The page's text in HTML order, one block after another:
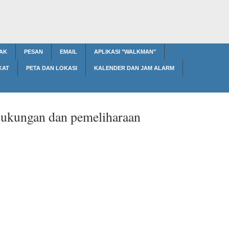
PESAN EMAIL APLIKASI "WALKMAN"
PETA DAN LOKASI KALENDER DAN JAM ALARM
dan pemeliharaan